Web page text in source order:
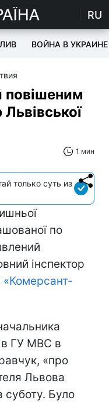
RU
ВОЙНА В УКРАИНЕ
повішеним
1 мин
только суть из
по
інспектор
«Комерсант-
ГУ МВС в
«про
Львова
суботу. Було